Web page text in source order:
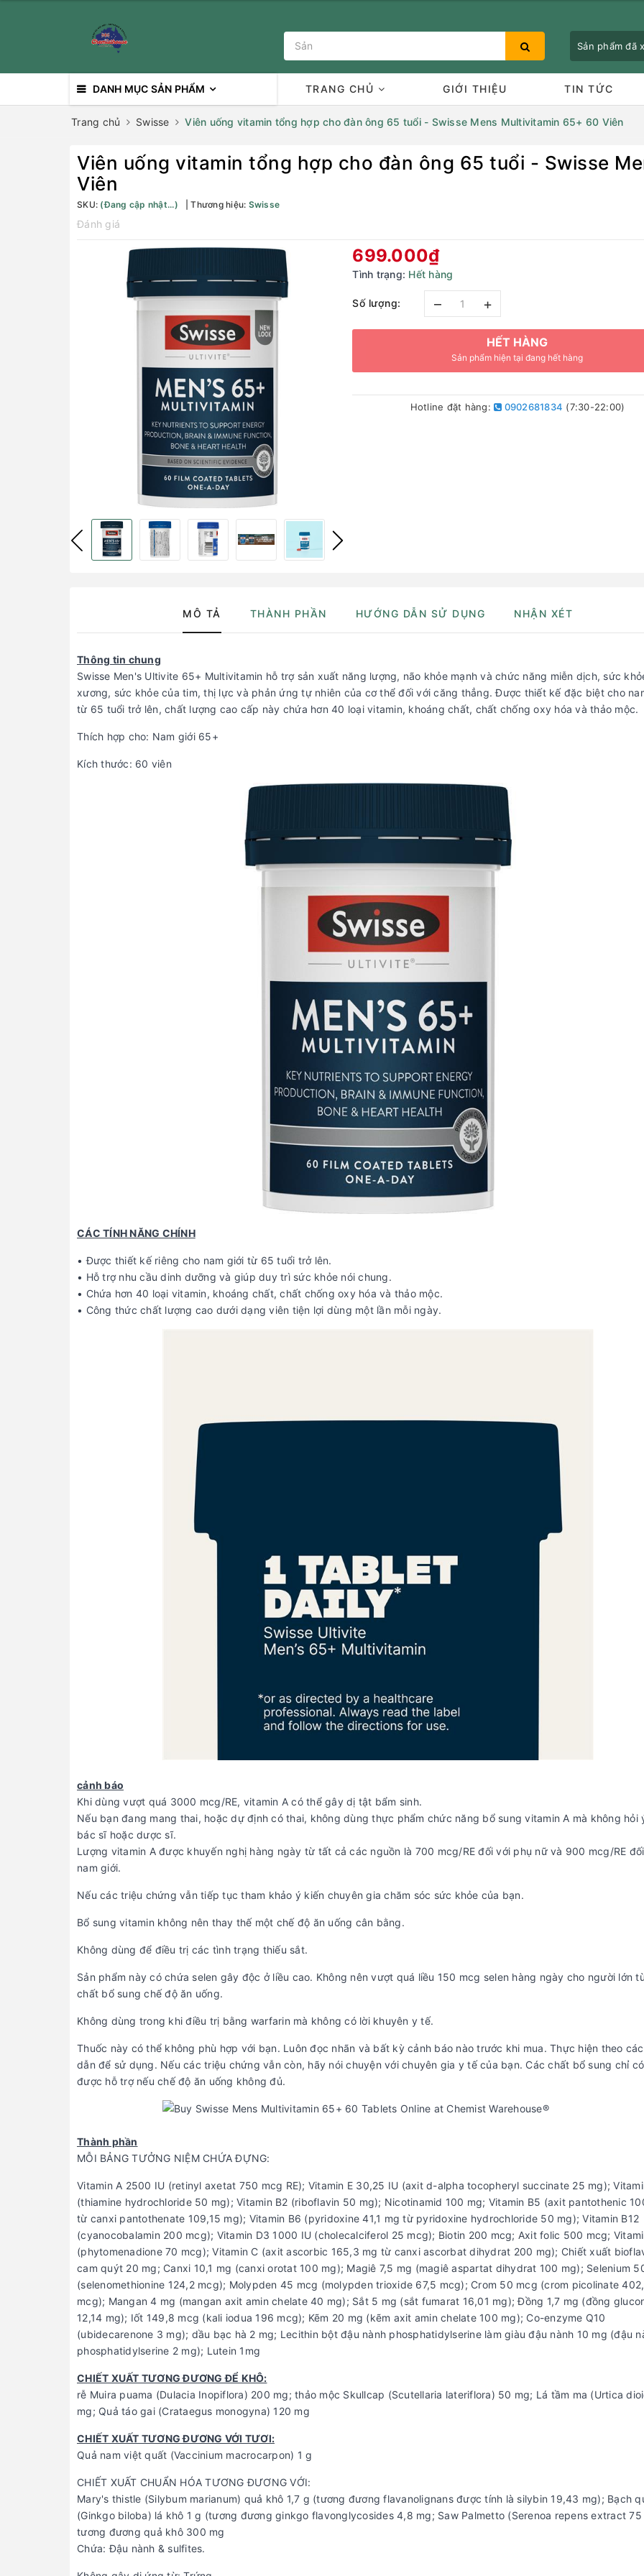
Sản phẩm đã
Bạn chưa xem sản phẩm nào
DANH MỤC SẢN PHẨM TRANG CHỦ GIỚI THIỆU TIN TỨC
Trang chủ Swisse Viên uống vitamin tổng hợp cho đàn ông 65 tuổi - Swisse Mens Multivitamin 65+ 60 Viên
Viên uống vitamin tổng hợp cho đàn ông 65 tuổi - Swisse
Viên
SKU: (Đang cập nhật...) Thương hiệu: Swisse
Đánh giá
699.000₫
Tình trạng: Hết hàng
Số lượng: – +
HẾT HÀNG
Sản phẩm hiện tại đang hết hàng
Hotline đặt hàng: 0902681834 (7:30-22:00)
MÔ TẢ THÀNH PHẦN HƯỚNG DẪN SỬ DỤNG NHẬN XÉT
Thông tin chung
Swisse Men's Ultivite 65+ Multivitamin hỗ trợ sản xuất năng lượng, não khỏe mạnh và chức năng miễn dịch, sức
xương, sức khỏe của tim, thị lực và phản ứng tự nhiên của cơ thể đối với căng thẳng. Được thiết kế đặc biệt cho
từ 65 tuổi trở lên, chất lượng cao cấp này chứa hơn 40 loại vitamin, khoáng chất, chất chống oxy hóa và thảo mộc.
Thích hợp cho: Nam giới 65+
Kích thước: 60 viên
CÁC TÍNH NĂNG CHÍNH
• Được thiết kế riêng cho nam giới từ 65 tuổi trở lên.
• Hỗ trợ nhu cầu dinh dưỡng và giúp duy trì sức khỏe nói chung.
• Chứa hơn 40 loại vitamin, khoáng chất, chất chống oxy hóa và thảo mộc.
• Công thức chất lượng cao dưới dạng viên tiện lợi dùng một lần mỗi ngày.
cảnh báo
Khi dùng vượt quá 3000 mcg/RE, vitamin A có thể gây dị tật bẩm sinh.
Nếu bạn đang mang thai, hoặc dự định có thai, không dùng thực phẩm chức năng bổ sung vitamin A mà không hỏi
bác sĩ hoặc dược sĩ.
Lượng vitamin A được khuyến nghị hàng ngày từ tất cả các nguồn là 700 mcg/RE đối với phụ nữ và 900 mcg/RE
nam giới.
Nếu các triệu chứng vẫn tiếp tục tham khảo ý kiến ​​chuyên gia chăm sóc sức khỏe của bạn.
Bổ sung vitamin không nên thay thế một chế độ ăn uống cân bằng.
Không dùng để điều trị các tình trạng thiếu sắt.
Sản phẩm này có chứa selen gây độc ở liều cao. Không nên vượt quá liều 150 mcg selen hàng ngày cho người lớn
chất bổ sung chế độ ăn uống.
Không dùng trong khi điều trị bằng warfarin mà không có lời khuyên y tế.
Thuốc này có thể không phù hợp với bạn. Luôn đọc nhãn và bất kỳ cảnh báo nào trước khi mua. Thực hiện theo
dẫn để sử dụng. Nếu các triệu chứng vẫn còn, hãy nói chuyện với chuyên gia y tế của bạn. Các chất bổ sung chỉ
được hỗ trợ nếu chế độ ăn uống không đủ.
Thành phần
MỖI BẢNG TƯỞNG NIỆM CHỨA ĐỰNG:
Vitamin A 2500 IU (retinyl axetat 750 mcg RE); Vitamin E 30,25 IU (axit d-alpha tocopheryl succinate 25 mg);
(thiamine hydrochloride 50 mg); Vitamin B2 (riboflavin 50 mg); Nicotinamid 100 mg; Vitamin B5 (axit pantothenic
từ canxi pantothenate 109,15 mg); Vitamin B6 (pyridoxine 41,1 mg từ pyridoxine hydrochloride 50 mg); Vitamin B12
(cyanocobalamin 200 mcg); Vitamin D3 1000 IU (cholecalciferol 25 mcg); Biotin 200 mcg; Axit folic 500 mcg;
(phytomenadione 70 mcg); Vitamin C (axit ascorbic 165,3 mg từ canxi ascorbat dihydrat 200 mg); Chiết xuất
cam quýt 20 mg; Canxi 10,1 mg (canxi orotat 100 mg); Magiê 7,5 mg (magiê aspartat dihydrat 100 mg); Selenium
(selenomethionine 124,2 mcg); Molypden 45 mcg (molypden trioxide 67,5 mcg); Crom 50 mcg (crom picolinate
mcg); Mangan 4 mg (mangan axit amin chelate 40 mg); Sắt 5 mg (sắt fumarat 16,01 mg); Đồng 1,7 mg (đồng
12,14 mg); Iốt 149,8 mcg (kali iodua 196 mcg); Kẽm 20 mg (kẽm axit amin chelate 100 mg); Co-enzyme Q10
(ubidecarenone 3 mg); dầu bạc hà 2 mg; Lecithin bột đậu nành phosphatidylserine làm giàu đậu nành 10 mg (đậu
phosphatidylserine 2 mg); Lutein 1mg
CHIẾT XUẤT TƯƠNG ĐƯƠNG ĐỂ KHÔ:
rễ Muira puama (Dulacia Inopiflora) 200 mg; thảo mộc Skullcap (Scutellaria lateriflora) 50 mg; Lá tầm ma (Urtica
mg; Quả táo gai (Crataegus monogyna) 120 mg
CHIẾT XUẤT TƯƠNG ĐƯƠNG VỚI TƯƠI:
Quả nam việt quất (Vaccinium macrocarpon) 1 g
CHIẾT XUẤT CHUẨN HÓA TƯƠNG ĐƯƠNG VỚI:
Mary's thistle (Silybum marianum) quả khô 1,7 g (tương đương flavanolignans được tính là silybin 19,43 mg); Bạch
(Ginkgo biloba) lá khô 1 g (tương đương ginkgo flavonglycosides 4,8 mg; Saw Palmetto (Serenoa repens extract 75
tương đương quả khô 300 mg
Chứa: Đậu nành & sulfites.